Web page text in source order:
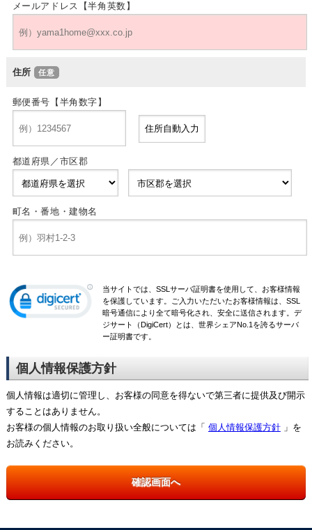
メールアドレス【半角英数】
住所
郵便番号【半角数字】
都道府県／市区郡
町名・番地・建物名
当サイトでは、SSLサーバ証明書を使用して、お客様情報
を保護しています。ご入力いただいたお客様情報は、SSL
暗号通信により全て暗号化され、安全に送信されます。デ
ジサート（DigiCert）とは、世界シェアNo.1を誇るサーバ
ー証明書です。
個人情報保護方針
個人情報は適切に管理し、お客様の同意を得ないで第三者に提供及び開示
することはありません。
お客様の個人情報のお取り扱い全般については「 個人情報保護方針」を
お読みください。